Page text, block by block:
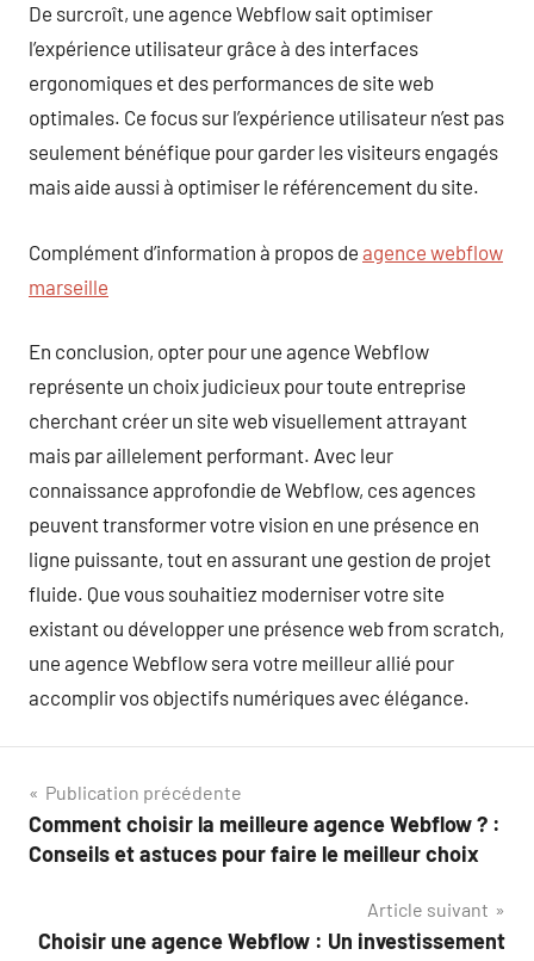
De surcroît, une agence Webflow sait optimiser
l’expérience utilisateur grâce à des interfaces
ergonomiques et des performances de site web
optimales. Ce focus sur l’expérience utilisateur n’est pas
seulement bénéfique pour garder les visiteurs engagés
mais aide aussi à optimiser le référencement du site.
Complément d’information à propos de agence webflow
marseille
En conclusion, opter pour une agence Webflow
représente un choix judicieux pour toute entreprise
cherchant créer un site web visuellement attrayant
mais par aillelement performant. Avec leur
connaissance approfondie de Webflow, ces agences
peuvent transformer votre vision en une présence en
ligne puissante, tout en assurant une gestion de projet
fluide. Que vous souhaitiez moderniser votre site
existant ou développer une présence web from scratch,
une agence Webflow sera votre meilleur allié pour
accomplir vos objectifs numériques avec élégance.
Navigation
de
Publication précédente
Comment choisir la meilleure agence Webflow ? :
Conseils et astuces pour faire le meilleur choix
Article suivant
Choisir une agence Webflow : Un investissement